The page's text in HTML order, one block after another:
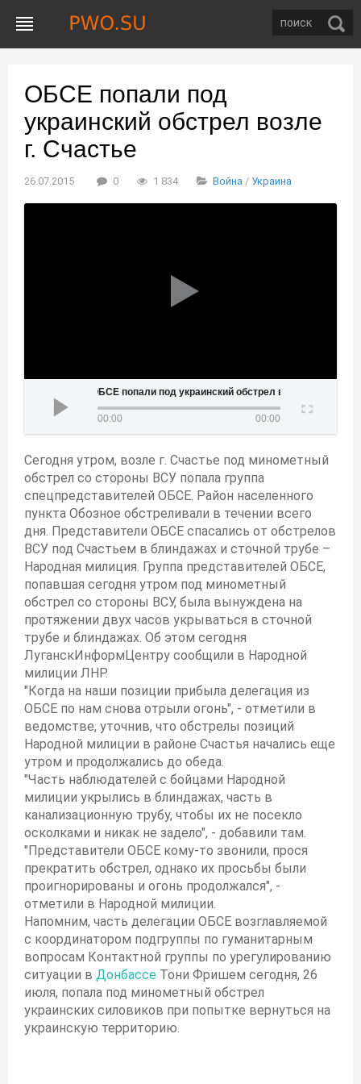
ОБСЕ попали под
украинский обстрел возле
г. Счастье
26.07.2015 0 1 834 Война / Украина
ОБСЕ попали под украинский обстрел возле г. Счастье
00:00 00:00
Сегодня утром, возле г. Счастье под минометный
обстрел со стороны ВСУ попала группа
спецпредставителей ОБСЕ. Район населенного
пункта Обозное обстреливали в течении всего
дня. Представители ОБСЕ спасались от обстрелов
ВСУ под Счастьем в блиндажах и сточной трубе –
Народная милиция. Группа представителей ОБСЕ,
попавшая сегодня утром под минометный
обстрел со стороны ВСУ, была вынуждена на
протяжении двух часов укрываться в сточной
трубе и блиндажах. Об этом сегодня
ЛуганскИнформЦентру сообщили в Народной
милиции ЛНР.
"Когда на наши позиции прибыла делегация из
ОБСЕ по нам снова отрыли огонь", - отметили в
ведомстве, уточнив, что обстрелы позиций
Народной милиции в районе Счастья начались еще
утром и продолжались до обеда.
"Часть наблюдателей с бойцами Народной
милиции укрылись в блиндажах, часть в
канализационную трубу, чтобы их не посекло
осколками и никак не задело", - добавили там.
"Представители ОБСЕ кому-то звонили, прося
прекратить обстрел, однако их просьбы были
проигнорированы и огонь продолжался", -
отметили в Народной милиции.
Напомним, часть делегации ОБСЕ возглавляемой
с координатором подгруппы по гуманитарным
вопросам Контактной группы по урегулированию
ситуации в Донбассе Тони Фришем сегодня, 26
июля, попала под минометный обстрел
украинских силовиков при попытке вернуться на
украинскую территорию.